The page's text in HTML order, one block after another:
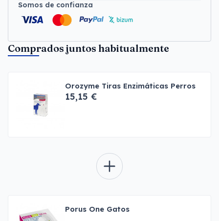
Somos de confianza
Comprados juntos habitualmente
Orozyme Tiras Enzimáticas Perros
15,15 €
Porus One Gatos